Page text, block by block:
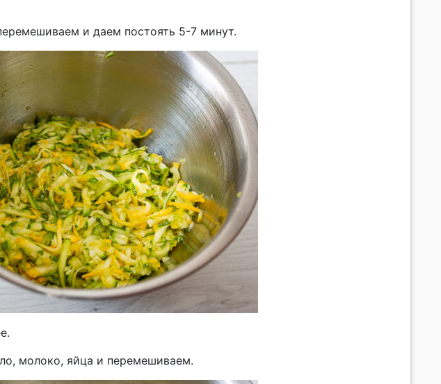
и даем постоять 5-7 минут.
молоко, яйца и перемешиваем.